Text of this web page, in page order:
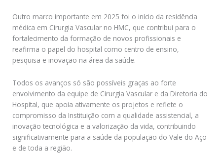
Outro marco importante em 2025 foi o início da residência
médica em Cirurgia Vascular no HMC, que contribui para o
fortalecimento da formação de novos profissionais e
reafirma o papel do hospital como centro de ensino,
pesquisa e inovação na área da saúde.
Todos os avanços só são possíveis graças ao forte
envolvimento da equipe de Cirurgia Vascular e da Diretoria do
Hospital, que apoia ativamente os projetos e reflete o
compromisso da Instituição com a qualidade assistencial, a
inovação tecnológica e a valorização da vida, contribuindo
significativamente para a saúde da população do Vale do Aço
e de toda a região.